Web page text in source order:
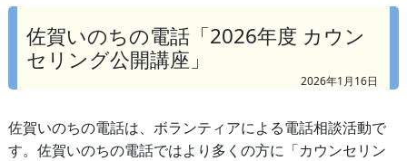
佐賀いのちの電話「2026年度 カウン
セリング公開講座」
2026年1月16日
佐賀いのちの電話は、ボランティアによる電話相談活動で
す。佐賀いのちの電話ではより多くの方に「カウンセリン